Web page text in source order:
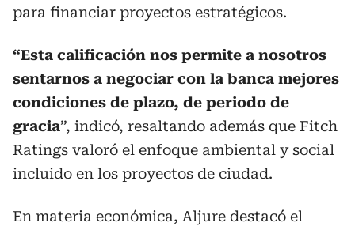
para financiar proyectos estratégicos.
“Esta calificación nos permite a nosotros
sentarnos a negociar con la banca mejores
condiciones de plazo, de periodo de
gracia”, indicó, resaltando además que Fitch
Ratings valoró el enfoque ambiental y social
incluido en los proyectos de ciudad.
En materia económica, Aljure destacó el